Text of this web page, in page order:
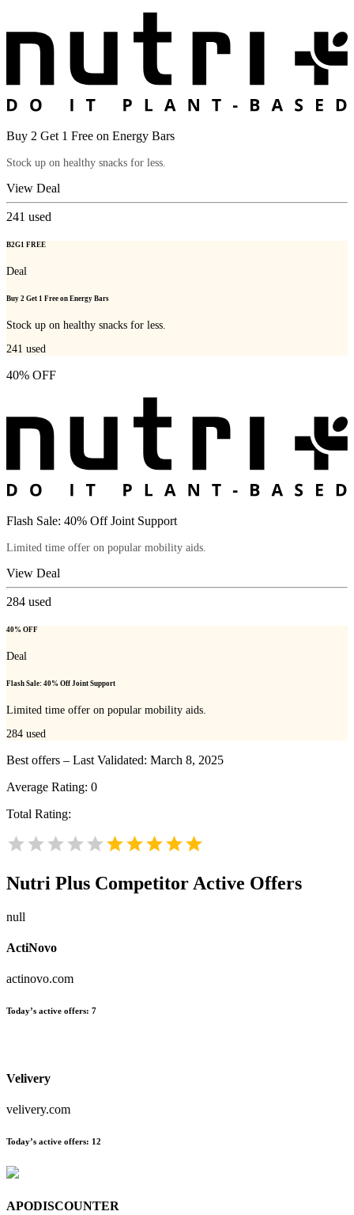
Buy 2 Get 1 Free on Energy Bars
Stock up on healthy snacks for less.
View Deal
241 used
B2G1 FREE
Deal
Buy 2 Get 1 Free on Energy Bars
Stock up on healthy snacks for less.
241 used
40% OFF
Flash Sale: 40% Off Joint Support
Limited time offer on popular mobility aids.
View Deal
284 used
40% OFF
Deal
Flash Sale: 40% Off Joint Support
Limited time offer on popular mobility aids.
284 used
Best offers – Last Validated: March 8, 2025
Average Rating: 0
Total Rating:
Nutri Plus Competitor Active Offers
null
ActiNovo
actinovo.com
Today’s active offers: 7
Velivery
velivery.com
Today’s active offers: 12
APODISCOUNTER